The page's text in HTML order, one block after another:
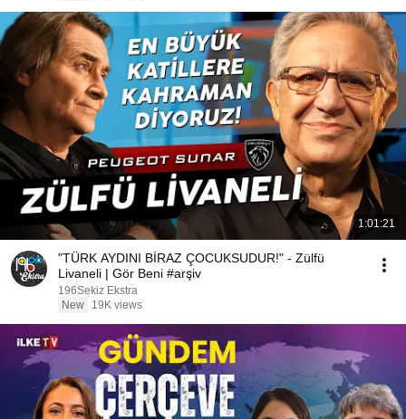
1:01:21
"TÜRK AYDINI BİRAZ ÇOCUKSUDUR!" - Zülfü
Livaneli | Gör Beni #arşiv
196Sekiz Ekstra
New
19K views